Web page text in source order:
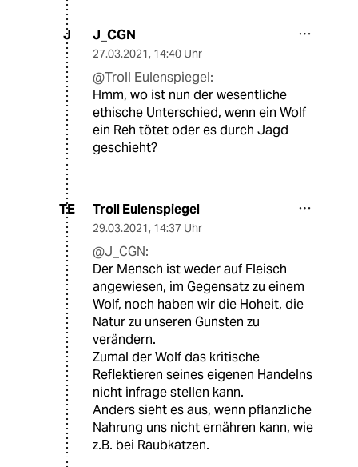
J J_CGN
27.03.2021, 14:40 Uhr
@Troll Eulenspiegel:
Hmm, wo ist nun der wesentliche
ethische Unterschied, wenn ein Wolf
ein Reh tötet oder es durch Jagd
geschieht?
TE Troll Eulenspiegel
29.03.2021, 14:37 Uhr
@J_CGN:
Der Mensch ist weder auf Fleisch
angewiesen, im Gegensatz zu einem
Wolf, noch haben wir die Hoheit, die
Natur zu unseren Gunsten zu
verändern.
Zumal der Wolf das kritische
Reflektieren seines eigenen Handelns
nicht infrage stellen kann.
Anders sieht es aus, wenn pflanzliche
Nahrung uns nicht ernähren kann, wie
z.B. bei Raubkatzen.